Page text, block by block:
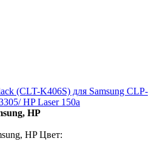
(CLT-K406S) для Samsung CLP-
HP Laser 150a
HP
HP Цвет: